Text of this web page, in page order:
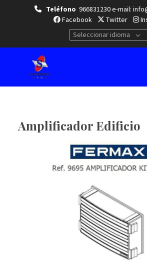
Teléfono 966831230 e-mail:
Facebook
Twitter
Seleccionar idioma
Amplificador Edificio